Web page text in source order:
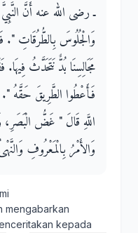
ـ رضى الله عنه أَنَّ
وَالْجُلُوسَ بِالطُّرُقَاتِ ‏"‏‏.‏
مَجَالِسِنَا بُدٌّ نَتَحَدَّثُ فِيهَا‏.‏
فَأَعْطُوا الطَّرِيقَ حَقَّهُ
اللَّهِ قَالَ ‏"‏ غَضُّ
وَالأَمْرُ بِالْمَعْرُوفِ
mengabarkan
kepada